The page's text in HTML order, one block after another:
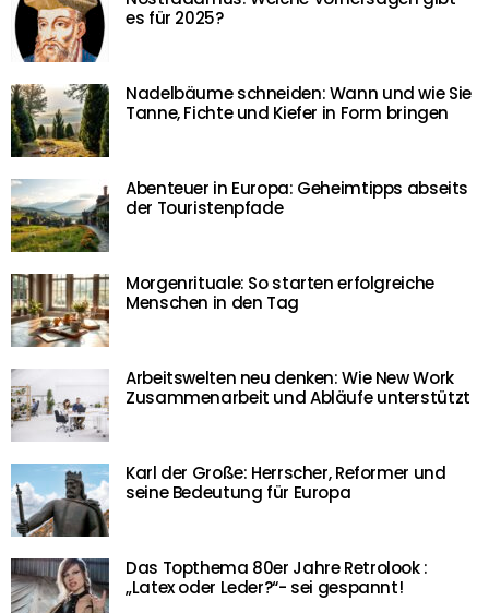
es für 2025?
Nadelbäume schneiden: Wann und wie Sie
Tanne, Fichte und Kiefer in Form bringen
Abenteuer in Europa: Geheimtipps abseits
der Touristenpfade
Morgenrituale: So starten erfolgreiche
Menschen in den Tag
Arbeitswelten neu denken: Wie New Work
Zusammenarbeit und Abläufe unterstützt
Karl der Große: Herrscher, Reformer und
seine Bedeutung für Europa
Das Topthema 80er Jahre Retrolook :
„Latex oder Leder?“- sei gespannt!